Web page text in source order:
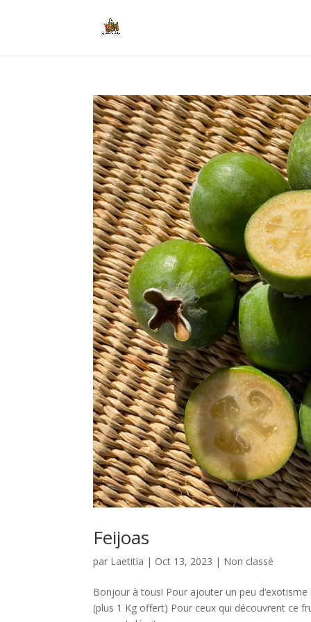
Feijoas
par Laetitia | Oct 13, 2023 | Non classé
Bonjour à tous! Pour ajouter un peu
(plus 1 Kg offert) Pour ceux qui découvrent ce